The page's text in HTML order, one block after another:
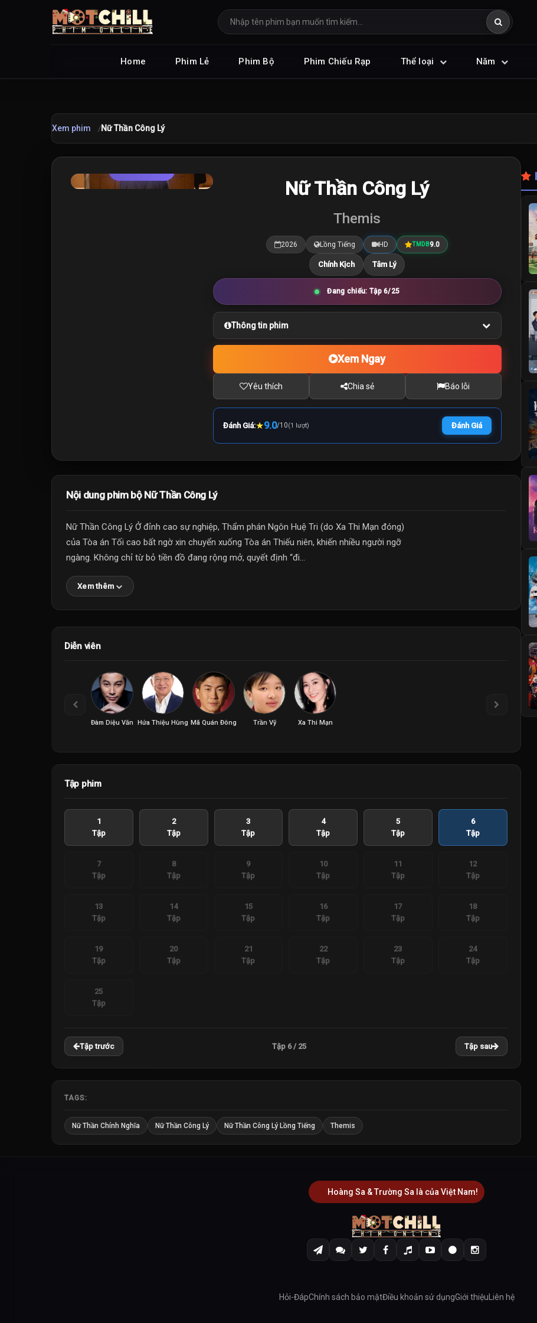
Home Phim Lẻ Phim Bộ Phim Chiếu Rạp Thể loại Năm
Xem phim Nữ Thần Công Lý
9.0 Nữ Thần Công Lý
Themis
2026 Lồng Tiếng HD TMDB9.0
Chính Kịch Tâm Lý
Đang chiếu: Tập 6/25
Thông tin phim
Xem Ngay
Yêu thích Chia sẻ Báo lỗi
Đánh Giá:★9.0/10(1 lượt) Đánh Giá
Nội dung phim bộ Nữ Thần Công Lý
Nữ Thần Công Lý Ở đỉnh cao sự nghiệp, Thẩm phán Ngôn Huệ Tri (do Xa Thi Mạn đóng)
của Tòa án Tối cao bất ngờ xin chuyển xuống Tòa án Thiếu niên, khiến nhiều người ngỡ
ngàng. Không chỉ từ bỏ tiền đồ đang rộng mở, quyết định “đi...
Xem thêm
Diễn viên
Đàm Diệu Văn Hứa Thiệu Hùng Mã Quán Đông Trần Vỹ Xa Thi Mạn
Tập phim
1
Tập
2
Tập
3
Tập
4
Tập
5
Tập
6
Tập
7
Tập
8
Tập
9
Tập
10
Tập
11
Tập
12
Tập
13
Tập
14
Tập
15
Tập
16
Tập
17
Tập
18
Tập
19
Tập
20
Tập
21
Tập
22
Tập
23
Tập
24
Tập
25
Tập
Tập trước Tập 6 / 25 Tập sau
TAGS:
Nữ Thần Chính Nghĩa Nữ Thần Công Lý Nữ Thần Công Lý Lồng Tiếng Themis
Hoàng Sa & Trường Sa là của Việt Nam!
Hỏi-ĐápChính sách bảo mậtĐiều khoản sử dụngGiới thiệuLiên hệ